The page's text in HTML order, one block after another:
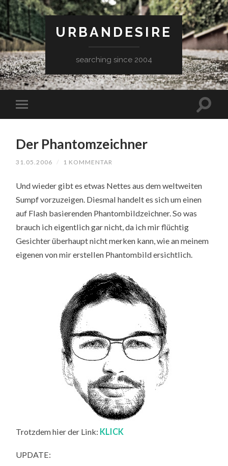
URBANDESIRE
searching since 2004
Der Phantomzeichner
31.05.2006 / 1 KOMMENTAR
Und wieder gibt es etwas Nettes aus dem weltweiten
Sumpf vorzuzeigen. Diesmal handelt es sich um einen
auf Flash basierenden Phantombildzeichner. So was
brauch ich eigentlich gar nicht, da ich mir flüchtig
Gesichter überhaupt nicht merken kann, wie an meinem
eigenen von mir erstellen Phantombild ersichtlich.
Trotzdem hier der Link: KLICK
UPDATE: